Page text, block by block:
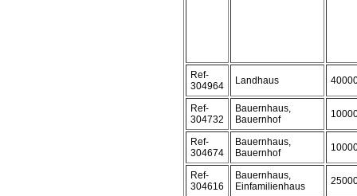
Ref-
304964
Landhaus
Ref-
304732
Bauernhaus,
Bauernhof
Ref-
304674
Bauernhaus,
Bauernhof
Ref-
304616
Bauernhaus,
Einfamilienhaus